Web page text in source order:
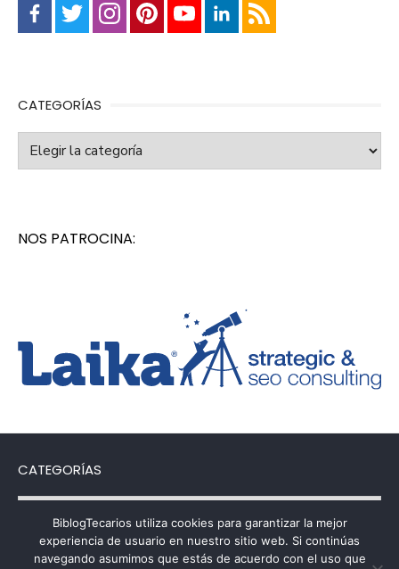
CATEGORÍAS
Categorías
NOS PATROCINA:
CATEGORÍAS
Categorías
BiblogTecarios utiliza cookies para garantizar la mejor
experiencia de usuario en nuestro sitio web. Si continúas
navegando asumimos que estás de acuerdo con el uso que